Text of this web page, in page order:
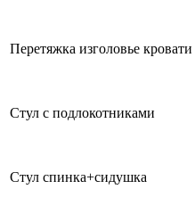
Перетяжка изголовье кровати
Стул с подлокотниками
Стул спинка+сидушка